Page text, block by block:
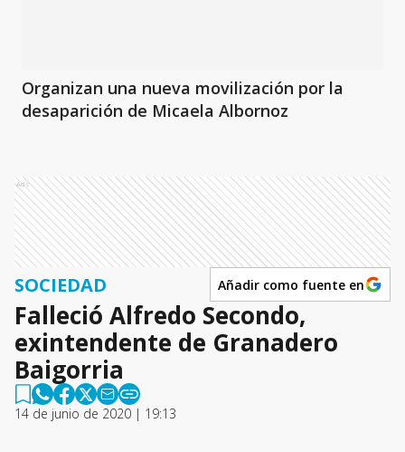
Organizan una nueva movilización por la
desaparición de Micaela Albornoz
Ads
SOCIEDAD Añadir como fuente en
Falleció Alfredo Secondo,
exintendente de Granadero
Baigorria
14 de junio de 2020 | 19:13